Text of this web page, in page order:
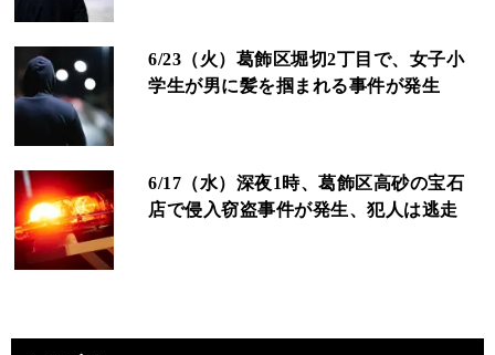
6/23（火）葛飾区堀切2丁目で、女子小
学生が男に髪を掴まれる事件が発生
6/17（水）深夜1時、葛飾区高砂の宝石
店で侵入窃盗事件が発生、犯人は逃走